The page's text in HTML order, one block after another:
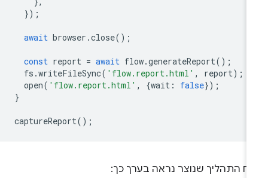
await browser.close
const report = await flow.generateReport
fs.writeFileSync('flow.report.html', report
open('flow.report.html', {wait: false
captureReport
התהליך שנוצר נראה בערך כך: